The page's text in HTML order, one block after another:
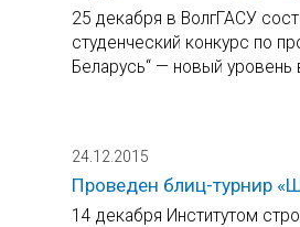
25 декабря в ВолгГАСУ
студенческий конкурс по
Беларусь“ — новый уровень
24.12.2015
Проведен блиц-турнир
14 декабря Институтом